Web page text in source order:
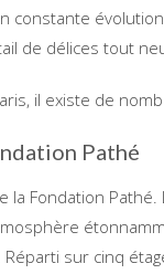
constante
de délices tout
il existe de
Pathé
la Fondation
sur cinq